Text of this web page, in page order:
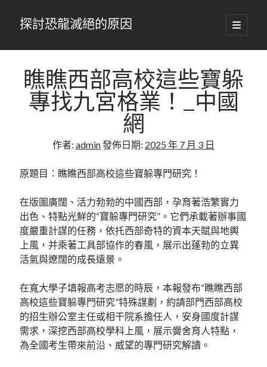
探討恐龍滅絕的原因
開
啟
要
單
瞧瞧西部高校這些寶躲
專找九宮格業！_中國
網
作者: admin發佈日期: 2025 年 7 月 3 日
原題目：瞧瞧西部高校這些寶躲專門研究！
在版圖廣闊、活力勃勃的中國西部，孕育著浩繁實力
出色、特點光鮮的“寶躲專門研究”。它們承載著辦事國
度嚴重計謀的任務，依托西部奇特的資本天賦與地輿
上風，并乘著工具部協作的春風，展示出蓬勃的立異
活氣與遼闊的成長遠景。
在寬大學子填報高考志愿的時辰，本報發布“瞧瞧西部
高校這些寶躲專門研究”特殊謀劃，約請部門西部高校
的招生辦公室主任或相干院系擔任人，安身國度計謀
需求，深挖西部高校學科上風，展示黌舍育人特點，
為全國考生帶來前沿、威望的專門研究解讀。